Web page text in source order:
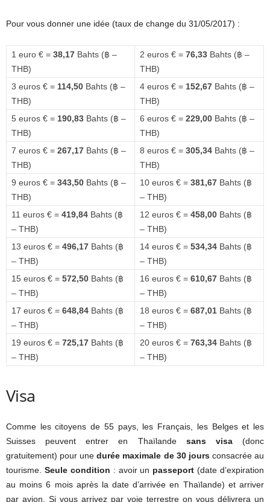
Pour vous donner une idée (taux de change du 31/05/2017) :
1 euro € = 38,17 Bahts (฿ –
THB)
2 euros € = 76,33 Bahts (฿ –
THB)
3 euros € = 114,50 Bahts (฿ –
THB)
4 euros € = 152,67 Bahts (฿ –
THB)
5 euros € = 190,83 Bahts (฿ –
THB)
6 euros € = 229,00 Bahts (฿ –
THB)
7 euros € = 267,17 Bahts (฿ –
THB)
8 euros € = 305,34 Bahts (฿ –
THB)
9 euros € = 343,50 Bahts (฿ –
THB)
10 euros € = 381,67 Bahts (฿
– THB)
11 euros € = 419,84 Bahts (฿
– THB)
12 euros € = 458,00 Bahts (฿
– THB)
13 euros € = 496,17 Bahts (฿
– THB)
14 euros € = 534,34 Bahts (฿
– THB)
15 euros € = 572,50 Bahts (฿
– THB)
16 euros € = 610,67 Bahts (฿
– THB)
17 euros € = 648,84 Bahts (฿
– THB)
18 euros € = 687,01 Bahts (฿
– THB)
19 euros € = 725,17 Bahts (฿
– THB)
20 euros € = 763,34 Bahts (฿
– THB)
Visa
Comme les citoyens de 55 pays, les Français, les Belges et les
Suisses peuvent entrer en Thaïlande sans visa(donc
gratuitement) pour unedurée maximale de 30 joursconsacrée au
tourisme. Seule condition : avoir un passeport (date d’expiration
au moins 6 mois après la date d’arrivée en Thaïlande) et arriver
par avion. Si vous arrivez par voie terrestre on vous délivrera un